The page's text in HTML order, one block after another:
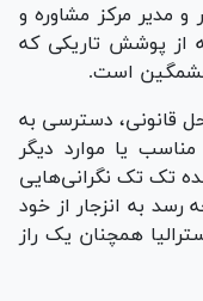
و مدیر مرکز مشاوره و
از پوشش تاریکی که
خشمگین است.
قانونی، دسترسی به
یا موارد دیگر
تک تک نگرانی‌هایی
رسد به انزجار از خود
همچنان یک راز